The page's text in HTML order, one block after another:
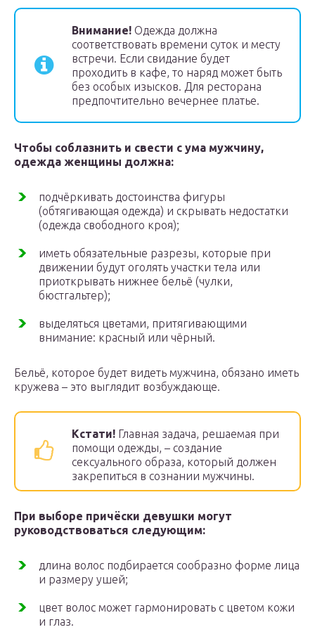
Внимание! Одежда должна
соответствовать времени суток и месту
встречи. Если свидание будет
проходить в кафе, то наряд может быть
без особых изысков. Для ресторана
предпочтительно вечернее платье.
Чтобы соблазнить и свести с ума мужчину,
одежда женщины должна:
подчёркивать достоинства фигуры
(обтягивающая одежда) и скрывать недостатки
(одежда свободного кроя);
иметь обязательные разрезы, которые при
движении будут оголять участки тела или
приоткрывать нижнее бельё (чулки,
бюстгальтер);
выделяться цветами, притягивающими
внимание: красный или чёрный.
Бельё, которое будет видеть мужчина, обязано иметь
кружева – это выглядит возбуждающе.
Кстати! Главная задача, решаемая при
помощи одежды, – создание
сексуального образа, который должен
закрепиться в сознании мужчины.
При выборе причёски девушки могут
руководствоваться следующим:
длина волос подбирается сообразно форме лица
и размеру ушей;
цвет волос может гармонировать с цветом кожи
и глаз.